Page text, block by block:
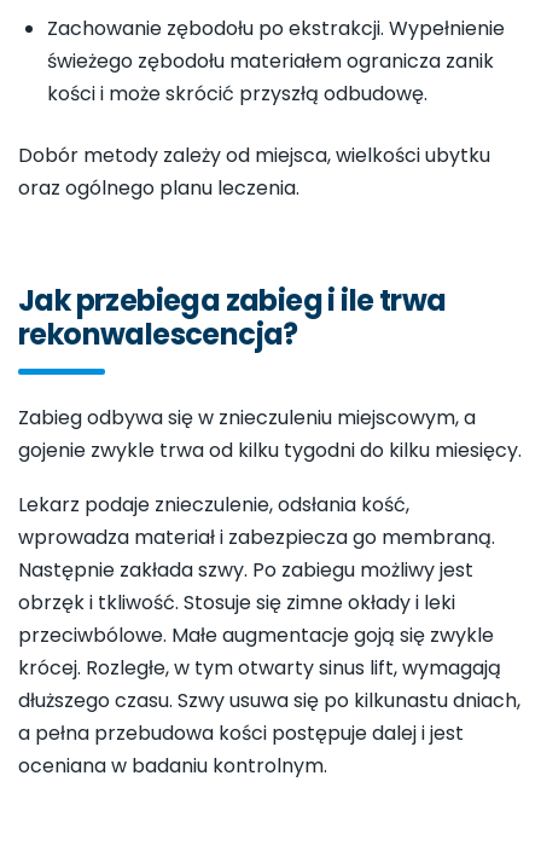
Zachowanie zębodołu po ekstrakcji. Wypełnienie
świeżego zębodołu materiałem ogranicza zanik
kości i może skrócić przyszłą odbudowę.
Dobór metody zależy od miejsca, wielkości ubytku
oraz ogólnego planu leczenia.
Jak przebiega zabieg i ile trwa
rekonwalescencja?
Zabieg odbywa się w znieczuleniu miejscowym, a
gojenie zwykle trwa od kilku tygodni do kilku miesięcy.
Lekarz podaje znieczulenie, odsłania kość,
wprowadza materiał i zabezpiecza go membraną.
Następnie zakłada szwy. Po zabiegu możliwy jest
obrzęk i tkliwość. Stosuje się zimne okłady i leki
przeciwbólowe. Małe augmentacje goją się zwykle
krócej. Rozległe, w tym otwarty sinus lift, wymagają
dłuższego czasu. Szwy usuwa się po kilkunastu dniach,
a pełna przebudowa kości postępuje dalej i jest
oceniana w badaniu kontrolnym.